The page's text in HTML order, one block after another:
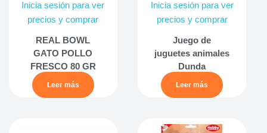
Inicia sesión para ver
precios y comprar
REAL BOWL
GATO POLLO
FRESCO 80 GR
Leer más
Inicia sesión para ver
precios y comprar
Juego de
juguetes animales
Dunda
Leer más